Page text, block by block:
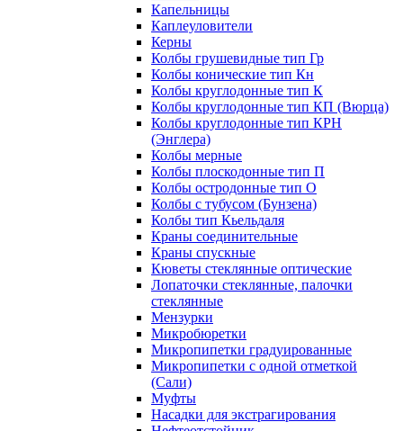
Капельницы
Каплеуловители
Керны
Колбы грушевидные тип Гр
Колбы конические тип Кн
Колбы круглодонные тип К
Колбы круглодонные тип КП (Вюрца)
Колбы круглодонные тип КРН
(Энглера)
Колбы мерные
Колбы плоскодонные тип П
Колбы остродонные тип О
Колбы с тубусом (Бунзена)
Колбы тип Кьельдаля
Краны соединительные
Краны спускные
Кюветы стеклянные оптические
Лопаточки стеклянные, палочки
стеклянные
Мензурки
Микробюретки
Микропипетки градуированные
Микропипетки с одной отметкой
(Сали)
Муфты
Насадки для экстрагирования